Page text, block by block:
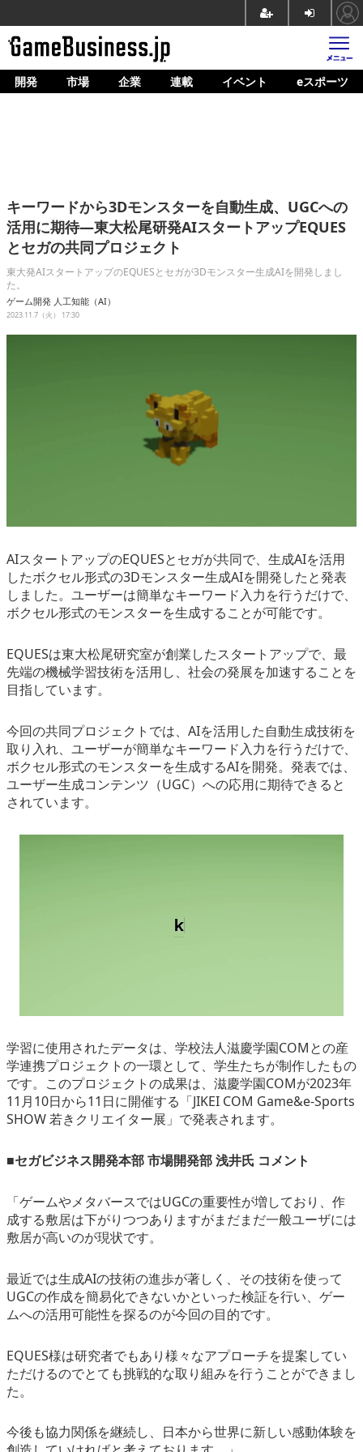
ホーム
企業動向
人材育成
産業政策
連載
開発 市場 企業 連載 イベント eスポーツ
キーワードから3Dモンスターを自動生成、UGCへの
活用に期待―東大松尾研発AIスタートアップEQUES
とセガの共同プロジェクト
東大発AIスタートアップのEQUESとセガが3Dモンスター生成AIを開発しまし
た。
ゲーム開発 人工知能（AI）
2023.11.7（火） 17:30
AIスタートアップのEQUESとセガが共同で、生成AIを活用
したボクセル形式の3Dモンスター生成AIを開発したと発表
しました。ユーザーは簡単なキーワード入力を行うだけで、
ボクセル形式のモンスターを生成することが可能です。
EQUESは東大松尾研究室が創業したスタートアップで、最
先端の機械学習技術を活用し、社会の発展を加速することを
目指しています。
今回の共同プロジェクトでは、AIを活用した自動生成技術を
取り入れ、ユーザーが簡単なキーワード入力を行うだけで、
ボクセル形式のモンスターを生成するAIを開発。発表では、
ユーザー生成コンテンツ（UGC）への応用に期待できると
されています。
学習に使用されたデータは、学校法人滋慶学園COMとの産
学連携プロジェクトの一環として、学生たちが制作したもの
です。このプロジェクトの成果は、滋慶学園COMが2023年
11月10日から11日に開催する「JIKEI COM Game&e-Sports
SHOW 若きクリエイター展」で発表されます。
■セガビジネス開発本部 市場開発部 浅井氏 コメント
「ゲームやメタバースではUGCの重要性が増しており、作
成する敷居は下がりつつありますがまだまだ一般ユーザには
敷居が高いのが現状です。
最近では生成AIの技術の進歩が著しく、その技術を使って
UGCの作成を簡易化できないかといった検証を行い、ゲー
ムへの活用可能性を探るのが今回の目的です。
EQUES様は研究者でもあり様々なアプローチを提案してい
ただけるのでとても挑戦的な取り組みを行うことができまし
た。
今後も協力関係を継続し、日本から世界に新しい感動体験を